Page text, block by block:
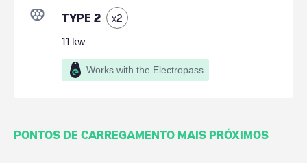
TYPE 2 x2
11 kw
Works with the Electropass
PONTOS DE CARREGAMENTO MAIS PRÓXIMOS